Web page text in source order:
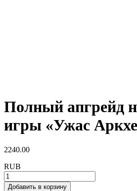
Полный апгрейд
игры «Ужас
2240.00
RUB
Добавить в корзину